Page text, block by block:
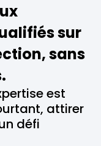
sur
sans
est
attirer
défi